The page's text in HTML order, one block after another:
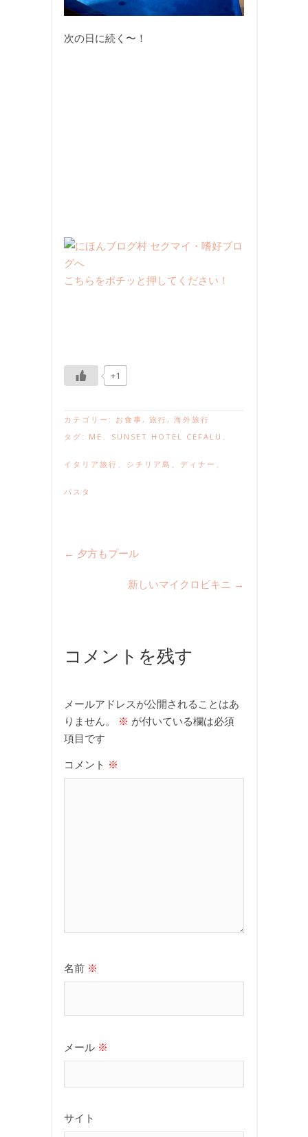
次の日に続く〜！
こちらをポチッと押してください！
+1
カテゴリー: お食事 , 旅行 , 海外旅行
タグ: ME SUNSET HOTEL CEFALU
イタリア旅行 シチリア島 ディナー
パスタ
← 夕方もプール
新しいマイクロビキニ →
コメントを残す
メールアドレスが公開されることはあ
りません。
※ が付いている欄は必須
項目です
コメント ※
名前 ※
メール ※
サイト